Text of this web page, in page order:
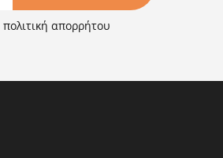
πολιτική απορρήτου